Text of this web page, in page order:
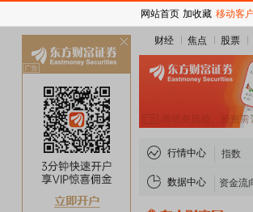
财经 焦点 股票
行情中心 指数
数据中心 资金流
网站首页 加收藏 移动客
关